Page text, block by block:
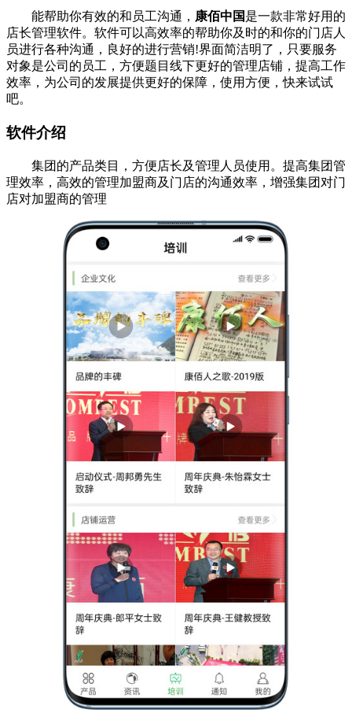
能帮助你有效的和员工沟通， 康佰中国是一款非常好用的
店长管理软件。软件可以高效率的帮助你及时的和你的门店人
员进行各种沟通，良好的进行营销!界面简洁明了，只要服务
对象是公司的员工，方便题目线下更好的管理店铺，提高工作
效率，为公司的发展提供更好的保障，使用方便，快来试试
吧。
软件介绍
集团的产品类目，方便店长及管理人员使用。提高集团管
理效率，高效的管理加盟商及门店的沟通效率，增强集团对门
店对加盟商的管理